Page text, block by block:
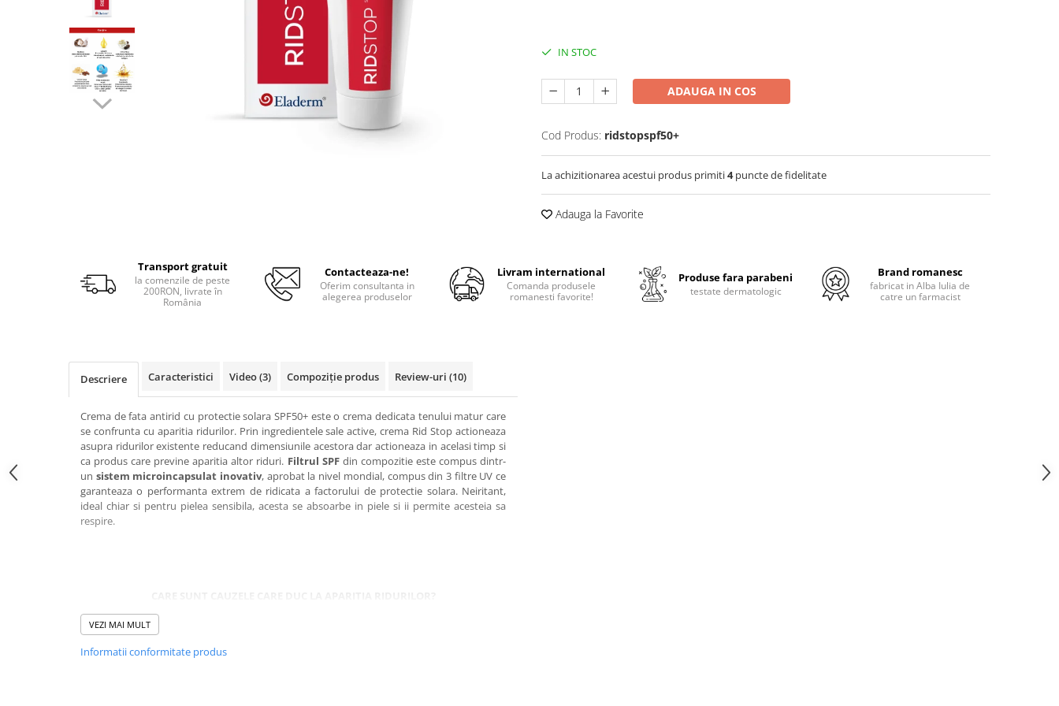
Produse pentru curatare
Creme Emoliente
Creme cu Uree
Produse pentru pete pigmentare
Evidence skincare
IN STOC
ADAUGA IN COS
Cod Produs: ridstopspf50+
La achizitionarea acestui produs primiti4puncte de fidelitate
Adauga la Favorite
Transport gratuit
la comenzile de peste
200RON, livrate în
România
Contacteaza-ne!
Oferim consultanta in
alegerea produselor
Livram international
Comanda produsele
romanesti favorite!
Produse fara parabeni
testate dermatologic
Brand romanesc
fabricat in Alba Iulia de
catre un farmacist
Descriere Caracteristici Video(3) Compoziție produs Review-uri (10)
Crema de fata antirid cu protectie solara SPF50+ este o crema dedicata tenului matur care
se confrunta cu aparitia ridurilor. Prin ingredientele sale active, crema Rid Stop actioneaza
asupra ridurilor existente reducand dimensiunile acestora dar actioneaza in acelasi timp si
ca produs care previne aparitia altor riduri. Filtrul SPFdin compozitie este compus dintr-
un sistem microincapsulat inovativ, aprobat la nivel mondial, compus din 3 filtre UV ce
garanteaza o performanta extrem de ridicata a factorului de protectie solara. Neiritant,
ideal chiar si pentru pielea sensibila, acesta se absoarbe in piele si ii permite acesteia sa
respire.
Desi aparitia ridurilor este normala odata cu inaintarea in varsta, ingrijirea corespunzatoare
predispuse aparitiei ridurilor sunt fata si gatul, tocmai de aceea produsele antirid se aplica
VEZI MAI MULT
Informatii conformitate produs